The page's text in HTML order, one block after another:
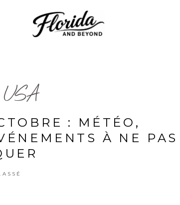
USA
: MÉTÉO,
À NE PAS